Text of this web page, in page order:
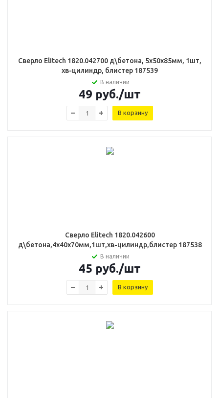
Сверло Elitech 1820.042700 д\бетона, 5x50х85мм, 1шт,
хв-цилиндр, блистер 187539
В наличии
49 руб./шт
В корзину
Сверло Elitech 1820.042600
д\бетона,4х40х70мм,1шт,хв-цилиндр,блистер 187538
В наличии
45 руб./шт
В корзину